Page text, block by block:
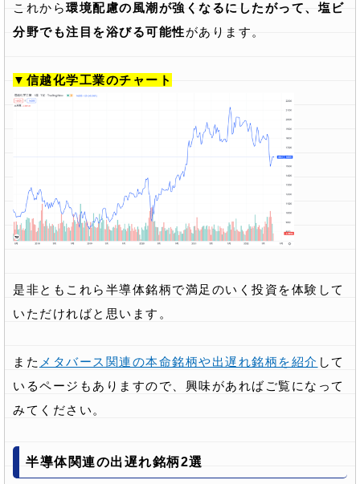
これから環境配慮の風潮が強くなるにしたがって、塩ビ
分野でも注目を浴びる可能性があります。
▼信越化学工業のチャート
是非ともこれら半導体銘柄で満足のいく投資を体験して
いただければと思います。
また メタバース関連の本命銘柄や出遅れ銘柄を紹介 して
いるページもありますので、興味があればご覧になって
みてください。
半導体関連の出遅れ銘柄2選